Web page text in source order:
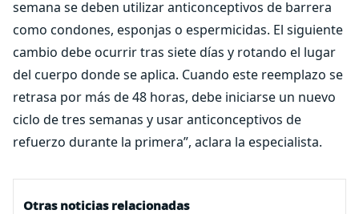
semana se deben utilizar anticonceptivos de barrera
como condones, esponjas o espermicidas. El siguiente
cambio debe ocurrir tras siete días y rotando el lugar
del cuerpo donde se aplica. Cuando este reemplazo se
retrasa por más de 48 horas, debe iniciarse un nuevo
ciclo de tres semanas y usar anticonceptivos de
refuerzo durante la primera”, aclara la especialista.
Otras noticias relacionadas